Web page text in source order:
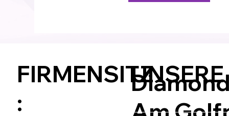
FIRMENSITZ
: